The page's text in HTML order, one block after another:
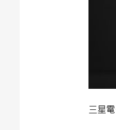
三星